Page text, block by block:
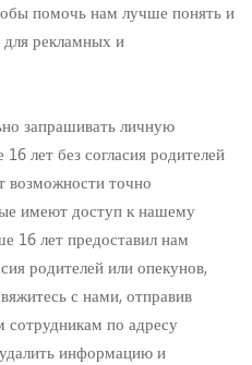
помочь нам лучше понять и
рекламных и
запрашивать личную
лет без согласия родителей
возможности точно
имеют доступ к нашему
16 лет предоставил нам
родителей или опекунов,
с нами, отправив
по адресу
информацию и